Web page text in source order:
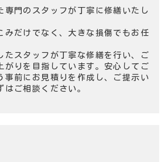
専門のスタッフが丁寧に修繕いたし
みだけでなく、大きな損傷でもお任
たスタッフが丁寧な修繕を行い、ご
がりを目指しています。安心してご
事前にお見積りを作成し、ご提示い
はご相談ください。